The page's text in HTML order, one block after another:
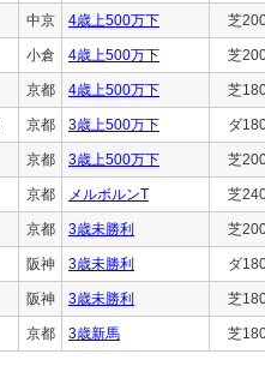
中京 4歳上500万下 芝
小倉 4歳上500万下 芝
京都 4歳上500万下 芝
京都 3歳上500万下 ダ
京都 3歳上500万下 芝
京都 メルボルンT 芝
京都 3歳未勝利 芝
阪神 3歳未勝利 ダ
阪神 3歳未勝利 芝
京都 3歳新馬 芝